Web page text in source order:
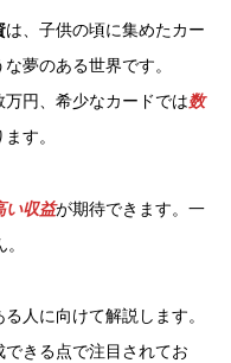
は、子供の頃に集めたカー
夢のある世界です。
円、希少なカードでは数
す。
い収益が期待できます。一
人に向けて解説します。
きる点で注目されてお